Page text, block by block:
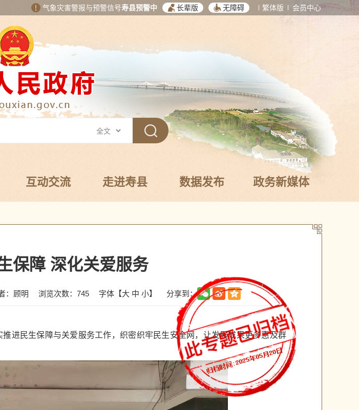
气象灾害警报与预警信号寿县预警中 长辈版 无障碍 繁体版 会员中心
互动交流 走进寿县 数据发布 政务新媒体
保障 深化关爱服务
：顾明 浏览次数： 745 字体【大 中 小】 分享到：
进民生保障与关爱服务工作，织密织牢民生安全网，让发展成果更多惠及群